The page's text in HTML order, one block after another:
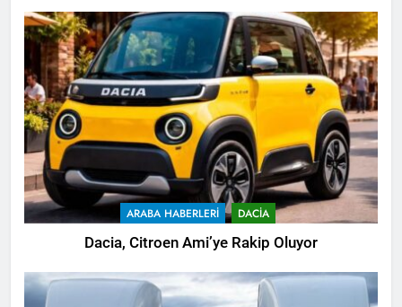
ARABA HABERLERI DACIA
Dacia, Citroen Ami’ye Rakip Oluyor